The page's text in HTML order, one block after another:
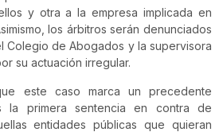
y otra a la empresa implicada en
los árbitros serán denunciados
Colegio de Abogados y la supervisora
su actuación irregular.
este caso marca un precedente
la primera sentencia en contra de
entidades públicas que quieran